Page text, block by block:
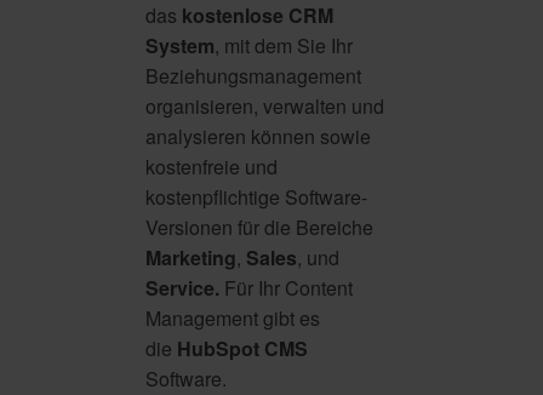
das kostenlose CRM
System, mit dem Sie Ihr
Beziehungsmanagement
organisieren, verwalten und
analysieren können sowie
kostenfreie und
kostenpflichtige Software-
Versionen für die Bereiche
Marketing, Sales, und
Service. Für Ihr Content
Management gibt es
die HubSpot CMS
Software.